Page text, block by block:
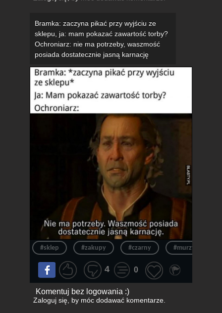
Bramka: zaczyna pikać przy wyjściu ze
sklepu, ja: mam pokazać zawartość torby?
Ochroniarz: nie ma potrzeby, waszmość
posiada dostatecznie jasną karnację
#sklep #zakupy #czarny #murzyn
4 0
Komentuj bez logowania :)
Zaloguj się, by móc dodawać komentarze.